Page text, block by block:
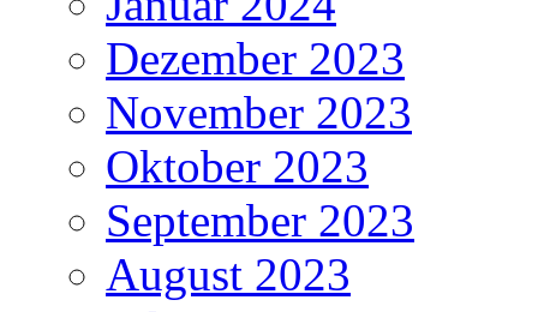
Dezember 2023
November 2023
Oktober 2023
September 2023
August 2023